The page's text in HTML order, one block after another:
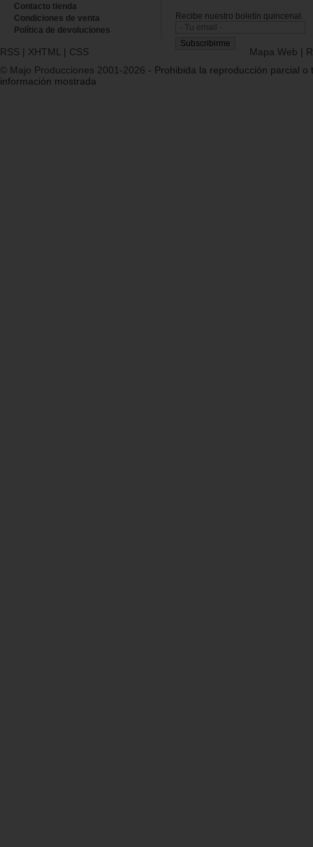
Contacto tienda
Condiciones de venta
Política de devoluciones
Recibe nuestro boletín quincenal.
RSS | XHTML | CSS Mapa Web |
© Majo Producciones 2001-2026 - Prohibida la reproducción parcial o
información mostrada